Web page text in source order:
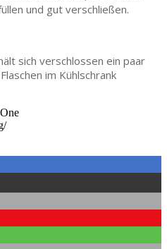
und gut verschließen.
sich verschlossen ein paar
im Kühlschrank